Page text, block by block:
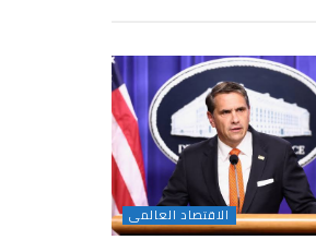
الاقتصاد العالمى